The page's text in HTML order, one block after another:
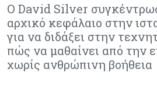
Ο David Silver
αρχικό κεφάλαιο στην
για να διδάξει στην
πώς να μαθαίνει από την
χωρίς ανθρώπινη βοήθεια